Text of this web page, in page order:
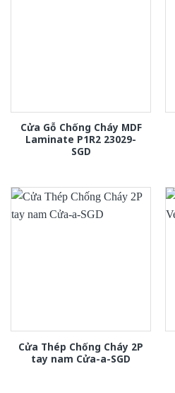
Cửa Gỗ Chống Cháy MDF
Laminate P1R2 23029-
SGD
Cửa Thép Chống Cháy 2P
tay nam Cửa-a-SGD